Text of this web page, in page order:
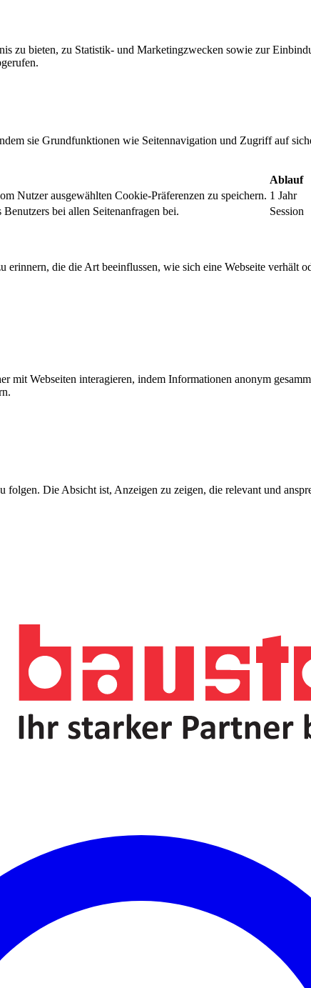
zu bieten, zu Statistik- und Marketingzwecken sowie zur
sie Grundfunktionen wie Seitennavigation und Zugriff auf
Ablauf
Nutzer ausgewählten Cookie-Präferenzen zu speichern. 1 Jahr
bei allen Seitenanfragen bei. Session
die die Art beeinflussen, wie sich eine Webseite verhält
mit Webseiten interagieren, indem Informationen anonym
Die Absicht ist, Anzeigen zu zeigen, die relevant und